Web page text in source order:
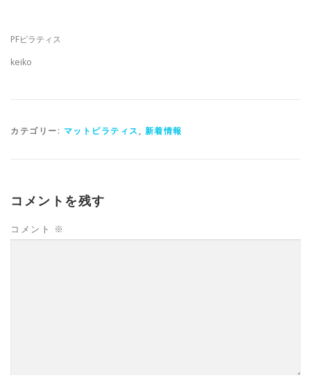
PFピラティス
keiko
カテゴリー: マットピラティス , 新着情報
コメントを残す
コメント ※